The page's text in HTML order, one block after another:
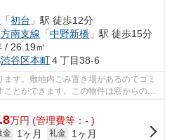
「初台 」駅 徒歩12分
南支線 「中野新橋 」駅 徒歩15分
/ 26.19㎡
渋谷区本町４丁目38-6
す。敷地内ごみ置き場があるのでゴミ
とができます。この物件は窓からの陽
...
万円 (管理費等：- )
金 1ヶ月 礼金
1ヶ月